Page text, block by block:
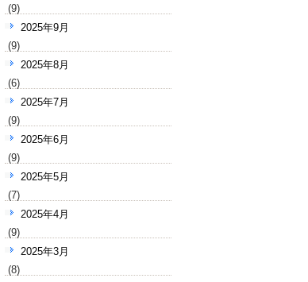
(9)
2025年9月
(9)
2025年8月
(6)
2025年7月
(9)
2025年6月
(9)
2025年5月
(7)
2025年4月
(9)
2025年3月
(8)